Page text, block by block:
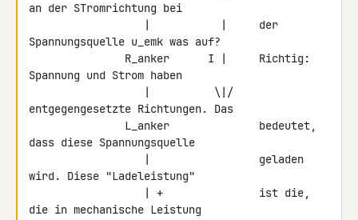
an der STromrichtung bei
Spannungsquelle u_emk was auf?
Spannung und Strom haben
entgegengesetzte Richtungen. Das
dass diese Spannungsquelle
wird. Diese "Ladeleistung"
die in mechanische Leistung